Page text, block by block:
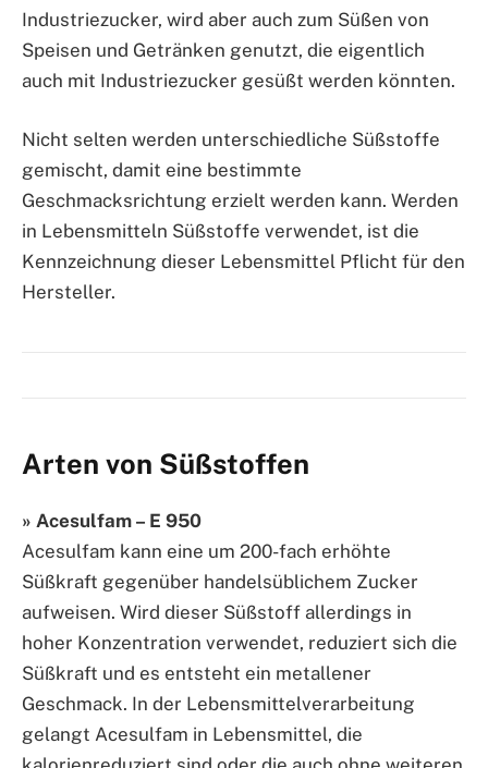
Industriezucker, wird aber auch zum Süßen von
Speisen und Getränken genutzt, die eigentlich
auch mit Industriezucker gesüßt werden könnten.
Nicht selten werden unterschiedliche Süßstoffe
gemischt, damit eine bestimmte
Geschmacksrichtung erzielt werden kann. Werden
in Lebensmitteln Süßstoffe verwendet, ist die
Kennzeichnung dieser Lebensmittel Pflicht für den
Hersteller.
Arten von Süßstoffen
» Acesulfam – E 950
Acesulfam kann eine um 200-fach erhöhte
Süßkraft gegenüber handelsüblichem Zucker
aufweisen. Wird dieser Süßstoff allerdings in
hoher Konzentration verwendet, reduziert sich die
Süßkraft und es entsteht ein metallener
Geschmack. In der Lebensmittelverarbeitung
gelangt Acesulfam in Lebensmittel, die